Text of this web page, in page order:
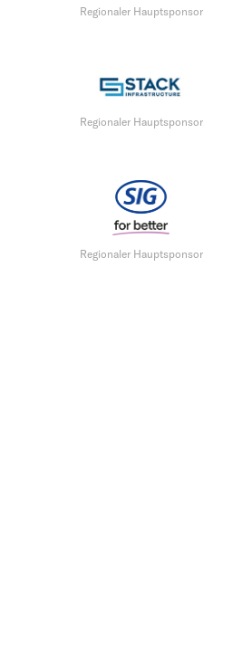
Regionaler Hauptsponsor
Regionaler Hauptsponsor
Regionaler Hauptsponsor